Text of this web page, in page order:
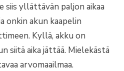
yllättävän paljon aikaa
onkin akun kaapelin
Kyllä, akku on
siitä aika jättää. Mielekästä
arvomaailmaa.